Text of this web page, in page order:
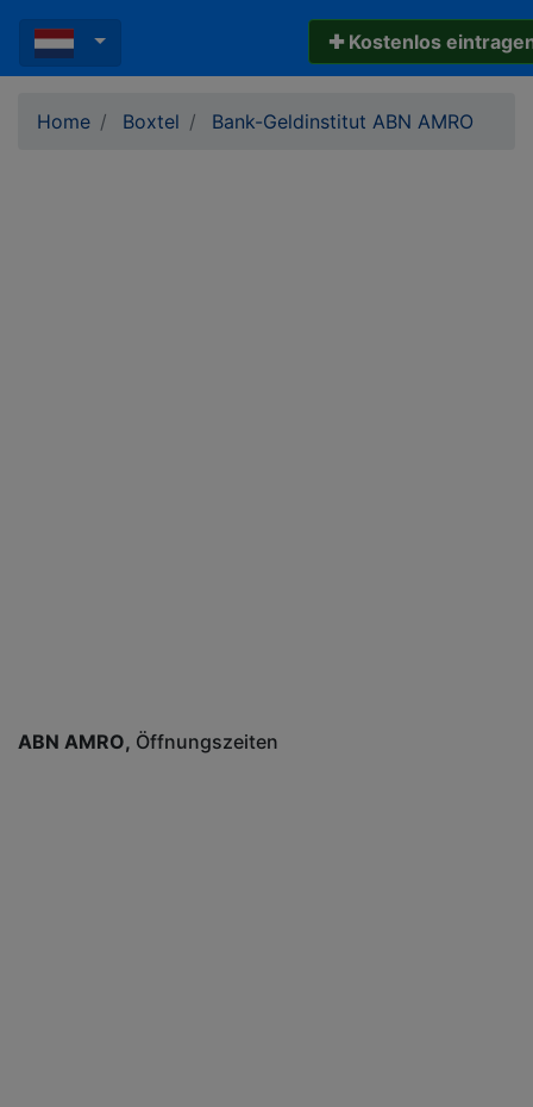
✚ Kostenlos
Home Boxtel Bank-Geldinstitut ABN AMRO
ABN AMRO Öffnungszeiten